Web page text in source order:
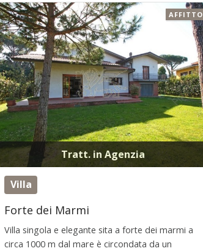
Tratt. in Agenzia
AFFITTO
Villa
Forte dei Marmi
Villa singola e elegante sita a forte dei marmi a
circa 1000 m dal mare è circondata da un